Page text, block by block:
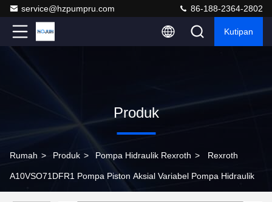
service@hzpumpru.com 86-188-2364-2802
Kutipan
Produk
Rumah > Produk > Pompa Hidraulik Rexroth > Rexroth
A10VSO71DFR1 Pompa Piston Aksial Variabel Pompa Hidraulik